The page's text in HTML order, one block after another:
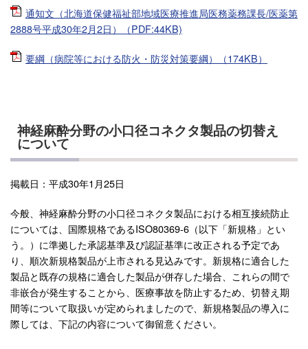
通知文（北海道保健福祉部地域医療推進局医務薬務課長/医薬第
2888号平成30年2月2日）（PDF:44KB)
要綱（病院等における防火・防災対策要綱）（174KB）
神経麻酔分野の小口径コネクタ製品の切替え
について
掲載日：平成30年1月25日
今般、神経麻酔分野の小口径コネクタ製品における相互接続防止
については、国際規格であるISO80369-6（以下「新規格」とい
う。）に準拠した承認基準及び認証基準に改正される予定であ
り、順次新規格製品が上市される見込みです。新規格に適合した
製品と既存の規格に適合した製品が併存した場合、これらの間で
非嵌合が発生することから、医療事故を防止するため、切替え期
間等について取扱いが定められましたので、新規格製品の導入に
際しては、下記の内容について御留意ください。